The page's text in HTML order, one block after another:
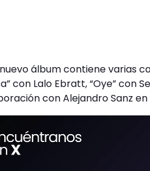
álbum contiene varias
con Lalo Ebratt, “Oye” con
con Alejandro Sanz en